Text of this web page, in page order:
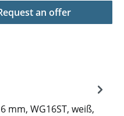
Entrez la
an offer
mm, WG16ST, weiß,